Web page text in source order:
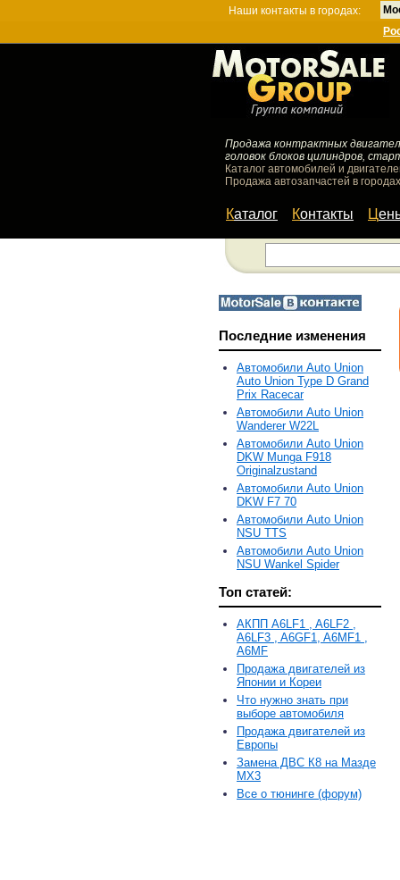
Наши контакты в городах:
Продажа контрактных
головок блоков цилиндров,
Каталог автомобилей и
Продажа автозапчастей в
Каталог Контакты
Последние изменения
Автомобили Auto Union
Auto Union Type D Grand
Prix Racecar
Автомобили Auto Union
Wanderer W22L
Автомобили Auto Union
DKW Munga F918
Originalzustand
Автомобили Auto Union
DKW F7 70
Автомобили Auto Union
NSU TTS
Автомобили Auto Union
NSU Wankel Spider
Топ статей:
АКПП A6LF1 , A6LF2 ,
A6LF3 , A6GF1, A6MF1 ,
A6MF
Продажа двигателей из
Японии и Кореи
Что нужно знать при
выборе автомобиля
Продажа двигателей из
Европы
Замена ДВС К8 на Мазде
MX3
Все о тюнинге (форум)